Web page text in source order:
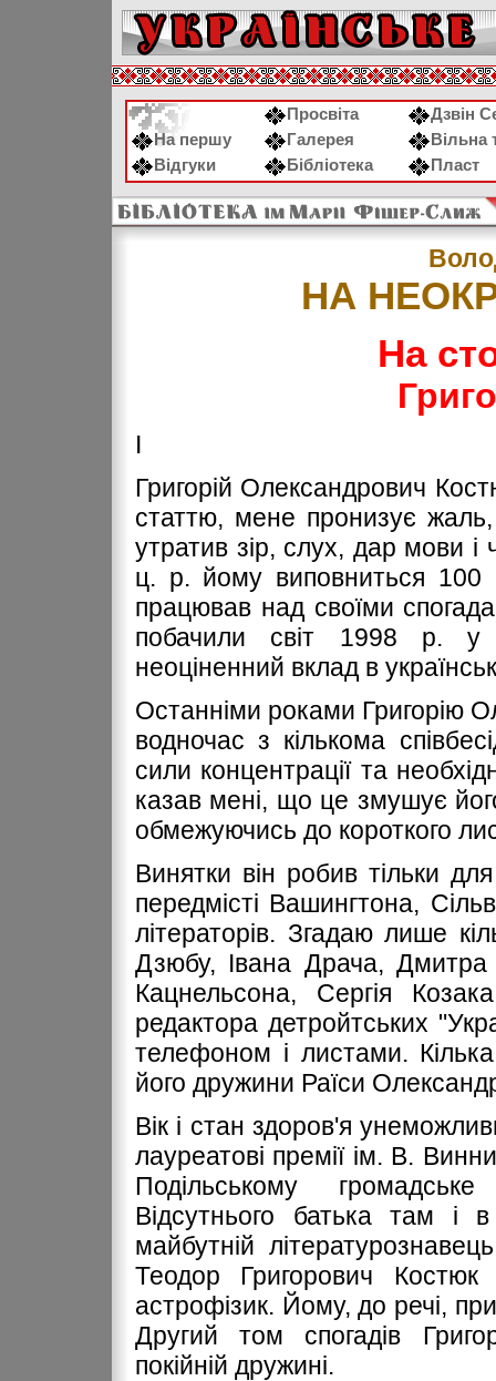
Просвіта
Дзвін
На першу
Галерея
Вільна
Відгуки
Бібліотека Пласт
НА
На
І
Григорій Олександрович
статтю, мене пронизує
утратив зір, слух, дар мови і
ц. р. йому виповниться 100
працював над своїми
побачили світ 1998 р. у
неоціненний вклад в
Останніми роками Григорію
водночас з кількома
сили концентрації та
казав мені, що це змушує
обмежуючись до короткого
Винятки він робив тільки
передмісті Вашингтона,
літераторів. Згадаю лише
Дзюбу, Івана Драча,
Кацнельсона, Сергія
редактора детройтських
телефоном і листами.
його дружини Раїси
Вік і стан здоров'я
лауреатові премії ім. В.
Подільському
Відсутнього батька там і
майбутній
Теодор Григорович
астрофізик. Йому, до речі,
Другий том спогадів
покійній дружині.